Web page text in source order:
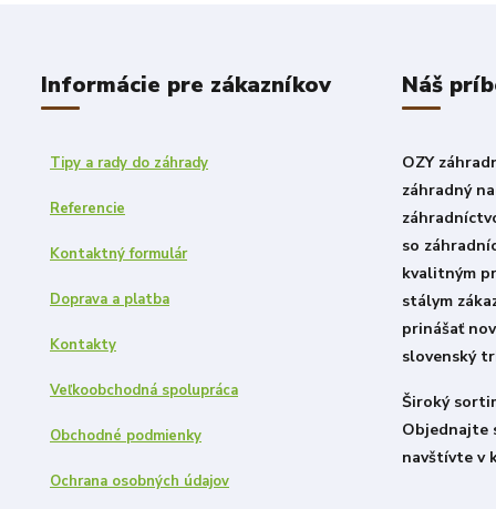
Informácie pre zákazníkov
Tipy a rady do záhrady
Referencie
Kontaktný formulár
Doprava a platba
Kontakty
Veľkoobchodná spolupráca
Obchodné podmienky
Ochrana osobných údajov
Náš
OZY
záhradný
so
kvalitným
stálym
prinášať
slovenský
Široký
Objednajte
navštívte v